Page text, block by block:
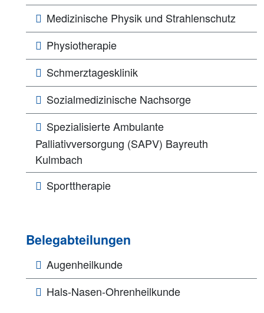
Medizinische Physik und Strahlenschutz
Physiotherapie
Schmerztagesklinik
Sozialmedizinische Nachsorge
Spezialisierte Ambulante
Palliativversorgung (SAPV) Bayreuth
Kulmbach
Sporttherapie
Belegabteilungen
Augenheilkunde
Hals-Nasen-Ohrenheilkunde